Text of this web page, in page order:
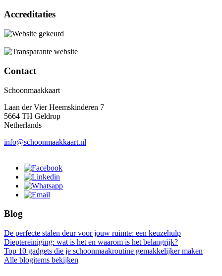
Accreditaties
Contact
Schoonmaakkaart
Laan der Vier Heemskinderen 7
5664 TH Geldrop
Netherlands
info@schoonmaakkaart.nl
Blog
De perfecte stalen deur voor jouw ruimte: een keuzehulp
Dieptereiniging: wat is het en waarom is het belangrijk?
Top 10 gadgets die je schoonmaakroutine gemakkelijker maken
Alle blogitems bekijken